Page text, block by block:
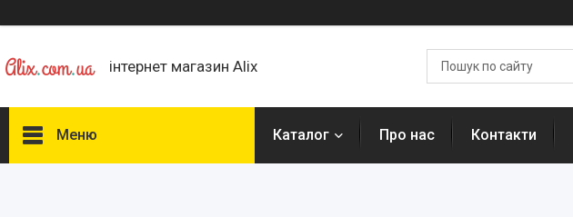
інтернет магазин Alix
Меню Каталог Про нас Контакти